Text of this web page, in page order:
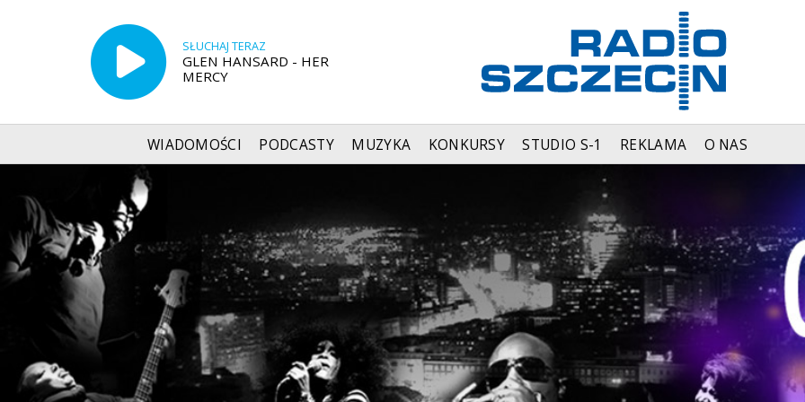
SŁUCHAJ TERAZ
GLEN HANSARD - HER
MERCY
WIADOMOŚCI PODCASTY MUZYKA KONKURSY STUDIO S-1 REKLAMA O NAS